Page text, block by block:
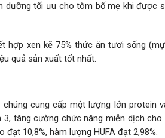
dưỡng tối ưu cho tôm bố mẹ khi được
hợp xen kẽ 75% thức ăn tươi sống
quả sản xuất tốt nhất.
cung cấp một lượng lớn protein
tăng cường chức năng miễn dịch
10,8%, hàm lượng HUFA đạt 2,98%.